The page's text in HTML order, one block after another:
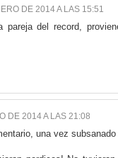
DE 2014 A LAS 15:51
del record,
DE 2014 A LAS 21:08
una vez